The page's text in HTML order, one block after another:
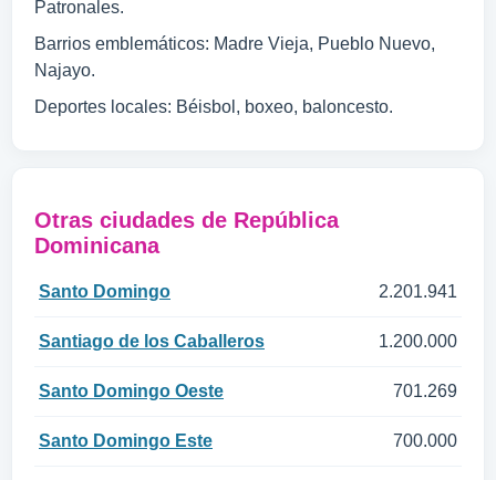
Patronales.
Barrios emblemáticos: Madre Vieja, Pueblo Nuevo,
Najayo.
Deportes locales: Béisbol, boxeo, baloncesto.
Otras ciudades de República
Dominicana
Santo Domingo 2.201.941
Santiago de los Caballeros 1.200.000
Santo Domingo Oeste 701.269
Santo Domingo Este 700.000